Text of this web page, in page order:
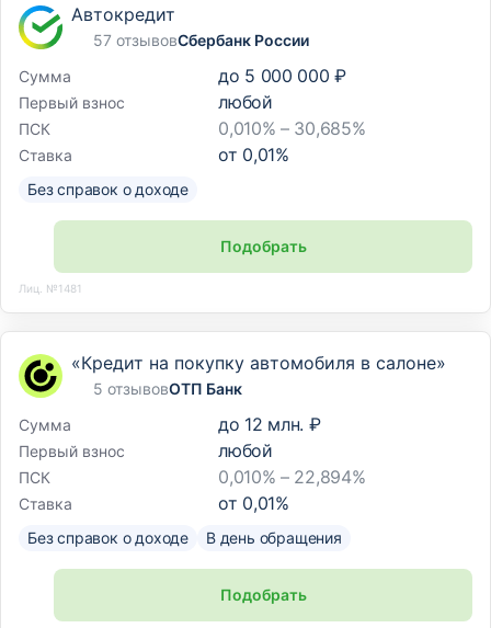
Автокредит
57 отзывовСбербанк России
Сумма
до 5 000 000 ₽
Первый взнос любой
ПСК 0,010% – 30,685%
Ставка от 0,01%
Без справок о доходе
Подобрать
Лиц. №1481
«Кредит на покупку автомобиля в салоне»
5 отзывовОТП Банк
Сумма
до 12 млн. ₽
Первый взнос любой
ПСК 0,010% – 22,894%
Ставка от 0,01%
Без справок о доходе В день обращения
Подобрать